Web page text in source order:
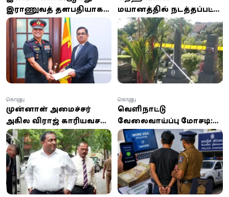
இராணுவத் தளபதியாக
லெப்டினன்ட் ஜெனரல்
நிலந்த பிரேமரத்ன
நியமனம்
மயானத்தில் நடத்தப்பட்ட
துப்பாக்கிச் சூடு;
வெளியாகியுள்ள
மேலதிக தகவல்கள்!
முன்னாள் அமைச்சர்
அகில விராஜ் காரியவசம்
18ஆம் திகதி வரை
விளக்கமறியலில்
கொழும்பு
வெளிநாட்டு
வேலைவாய்ப்பு மோசடி:
6.6 மில்லியன் ரூபாய்
மோசடி செய்த 21 வயது
இளைஞன் கைது
கொழும்பு